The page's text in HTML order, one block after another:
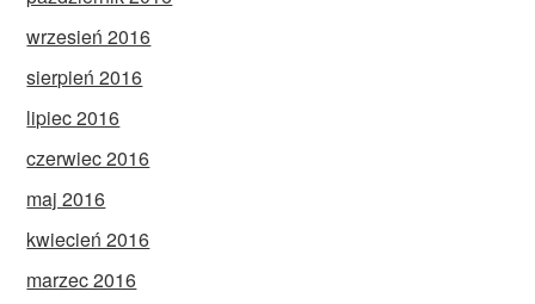
wrzesień 2016
sierpień 2016
lipiec 2016
czerwiec 2016
maj 2016
kwiecień 2016
marzec 2016